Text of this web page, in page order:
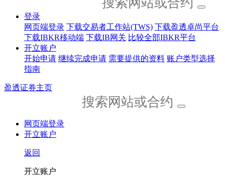
登录
网页端登录 下载交易者工作站(TWS) 下载盈透卓尚平台
下载IBKR移动端 下载IB网关 比较全部IBKR平台
开立账户
开始申请 继续完成申请 需要提供的资料 账户类型选择
指南
盈透证券主页
网页端登录
开立账户
返回
开立账户